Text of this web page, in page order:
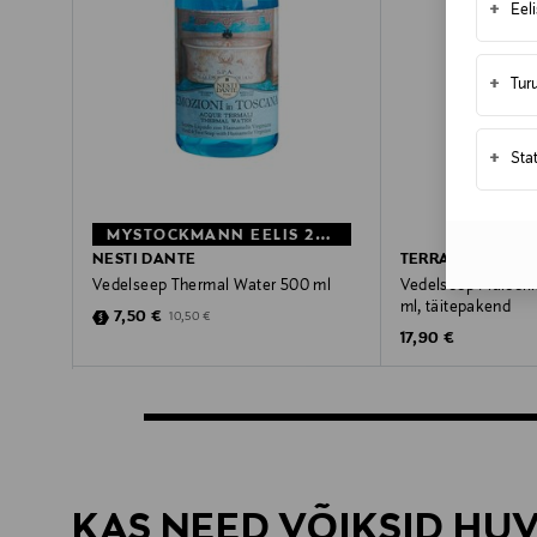
+
+
+
MYSTOCKMANN EELIS 29%
NESTI DANTE
Vedelseep Thermal Water 500 ml
Discounted Price
7,50 € Original Price
10,50 €
TERRA
Vedelseep
ml, täitepakend
Original Price
17,90 €